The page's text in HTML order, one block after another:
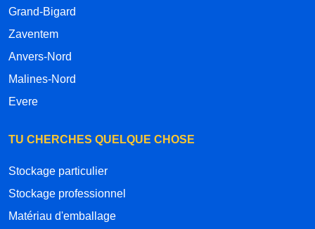
Grand-Bigard
Zaventem
Anvers-Nord
Malines-Nord
Evere
TU CHERCHES QUELQUE CHOSE
Stockage particulier
Stockage professionnel
Matériau d'emballage